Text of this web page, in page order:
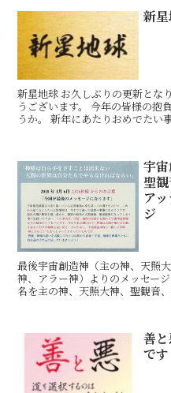
新
新星地球 お久しぶりの更新とな
うございます。 今年の皆様の抱
うか。 新年にあたりおめでたい
宇宙
聖観
ア
ジ
最後宇宙創造神（主の神、天照
神、アラー神）よりのメッセー
名を主の神、天照大神、聖観音
善
です